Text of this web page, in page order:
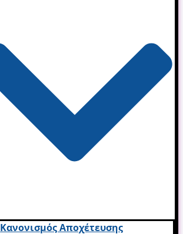
Κανονισμός Αποχέτευσης